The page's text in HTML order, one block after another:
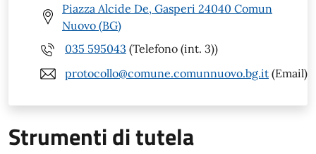
Piazza Alcide De, Gasperi 24040 Comun
Nuovo (BG)
035 595043 (Telefono (int. 3))
protocollo@comune.comunnuovo.bg.it (Email)
Strumenti di tutela